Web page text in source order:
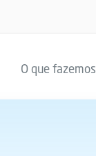
O que fazemos